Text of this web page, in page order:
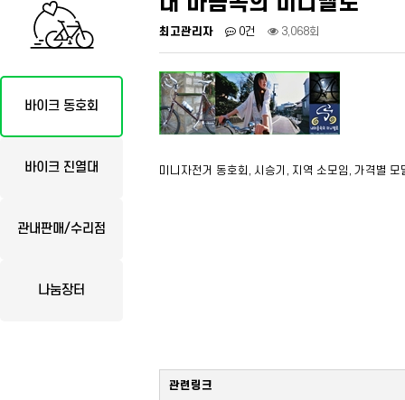
바이크 동호회
바이크 진열대
관내판매/수리점
나눔장터
최고관리자 0건 3,068회
미니자전거 동호회, 시승기, 지역 소모임, 가격별 모
관련링크